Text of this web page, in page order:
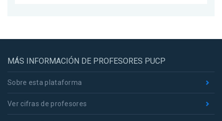
MÁS INFORMACIÓN DE PROFESORES PUCP
Sobre esta plataforma
Ver cifras de profesores